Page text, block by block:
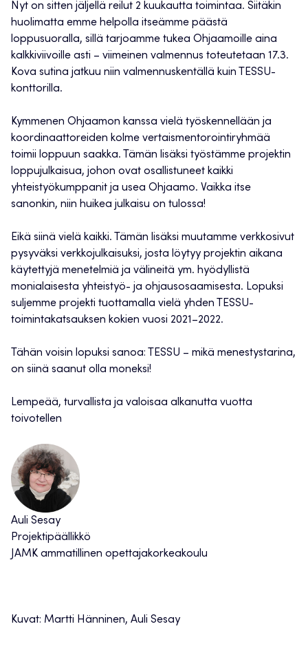
Nyt on sitten jäljellä reilut 2 kuukautta toimintaa. Siitäkin
huolimatta emme helpolla itseämme päästä
loppusuoralla, sillä tarjoamme tukea Ohjaamoille aina
kalkkiviivoille asti – viimeinen valmennus toteutetaan 17.3.
Kova sutina jatkuu niin valmennuskentällä kuin TESSU-
konttorilla.
Kymmenen Ohjaamon kanssa vielä työskennellään ja
koordinaattoreiden kolme vertaismentorointiryhmää
toimii loppuun saakka. Tämän lisäksi työstämme projektin
loppujulkaisua, johon ovat osallistuneet kaikki
yhteistyökumppanit ja usea Ohjaamo. Vaikka itse
sanonkin, niin huikea julkaisu on tulossa!
Eikä siinä vielä kaikki. Tämän lisäksi muutamme verkkosivut
pysyväksi verkkojulkaisuksi, josta löytyy projektin aikana
käytettyjä menetelmiä ja välineitä ym. hyödyllistä
monialaisesta yhteistyö- ja ohjausosaamisesta. Lopuksi
suljemme projekti tuottamalla vielä yhden TESSU-
toimintakatsauksen kokien vuosi 2021–2022.
Tähän voisin lopuksi sanoa: TESSU – mikä menestystarina,
on siinä saanut olla moneksi!
Lempeää, turvallista ja valoisaa alkanutta vuotta
toivotellen
Auli Sesay
Projektipäällikkö
JAMK ammatillinen opettajakorkeakoulu
Kuvat: Martti Hänninen, Auli Sesay